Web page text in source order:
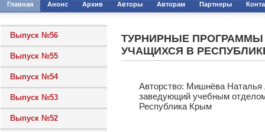
Главная Анонс Архив Авторы Авторам Партнеры
Выпуск №56
Выпуск №55
Выпуск №54
Выпуск №53
Выпуск №52
ТУРНИРНЫЕ
УЧАЩИХСЯ В
Авторcтво: Мишнёва Наталья
заведующий учебным
Республика Крым